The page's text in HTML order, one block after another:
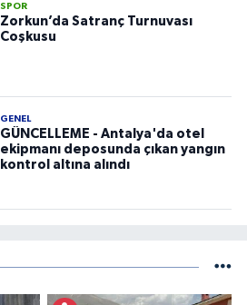
SPOR
Zorkun’da Satranç Turnuvası
Coşkusu
GENEL
GÜNCELLEME - Antalya'da otel
ekipmanı deposunda çıkan yangın
kontrol altına alındı